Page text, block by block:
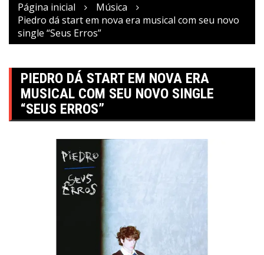
Página inicial
Música
Piedro dá start em nova era musical com seu novo
single “Seus Erros”
PIEDRO DÁ START EM NOVA ERA
MUSICAL COM SEU NOVO SINGLE
“SEUS ERROS”